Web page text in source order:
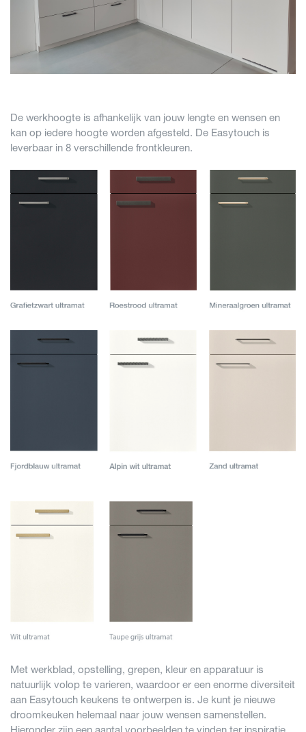
De werkhoogte is afhankelijk van jouw lengte en wensen en
kan op iedere hoogte worden afgesteld. De Easytouch is
leverbaar in 8 verschillende frontkleuren.
Met werkblad, opstelling, grepen, kleur en apparatuur is
natuurlijk volop te varieren, waardoor er een enorme diversiteit
aan Easytouch keukens te ontwerpen is. Je kunt je nieuwe
droomkeuken helemaal naar jouw wensen samenstellen.
Hieronder zijn een aantal voorbeelden te vinden ter inspiratie.